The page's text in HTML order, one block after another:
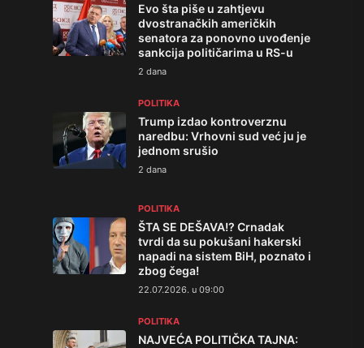
Evo šta piše u zahtjevu
dvostranačkih američkih
senatora za ponovno uvođenje
sankcija političarima u RS-u
2 dana
POLITIKA
Trump izdao kontroverznu
naredbu: Vrhovni sud već ju je
jednom srušio
2 dana
POLITIKA
ŠTA SE DEŠAVA!? Crnadak
tvrdi da su pokušani hakerski
napadi na sistem BiH, poznato i
zbog čega!
22.07.2026. u 09:00
POLITIKA
NAJVEĆA POLITIČKA TAJNA: